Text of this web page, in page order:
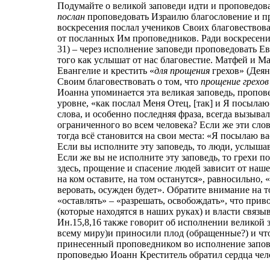
Подумайте о великой заповеди идти и
послан проповедовать Израилю благословение
воскресения послал учеников Своих
от посланных Им проповедников. Ради
31) – через исполнение заповеди проповедовать
того как услышат от нас благовестие. Матфей и
Евангелие и крестить «для прощения грехов»
Своим благовествовать о том, что прощение грехов
Иоанна упоминается эта великая заповедь,
уровне, «как послал Меня Отец, [так] и Я
слова, и особенно последняя фраза, всегда
ограниченного во всем человека? Если же эти
тогда всё становится на свои места: «Я посылаю
Если вы исполните эту заповедь, то люди,
Если же вы не исполните эту заповедь, то грехи
здесь, прощение и спасение людей зависит от
на ком оставите, на том останутся», равносильно,
веровать, осужден будет». Обратите внимание на
«оставлять» – «разрешать, освобождать», что
(которые находятся в наших руках) и власти
Ин.15,8,16 также говорит об исполнении
всему миру)и приносили плод (обращенные?) и
принесенный проповедником во исполнение
проповедью Иоанн Креститель обратил сердца